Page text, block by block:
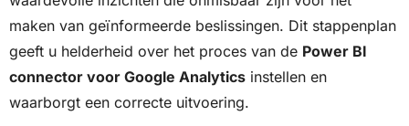
maken van geïnformeerde beslissingen. Dit stappenplan
geeft u helderheid over het proces van de Power BI
connector voor Google Analytics instellen en
waarborgt een correcte uitvoering.